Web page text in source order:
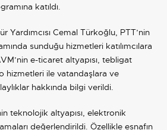
katıldı.
Yardımcısı Cemal Türkoğlu, PTT’nin
sunduğu hizmetleri katılımcılara
e-ticaret altyapısı, tebligat
hizmetleri ile vatandaşlara ve
hakkında bilgi verildi.
teknolojik altyapısı, elektronik
değerlendirildi. Özellikle esnafın